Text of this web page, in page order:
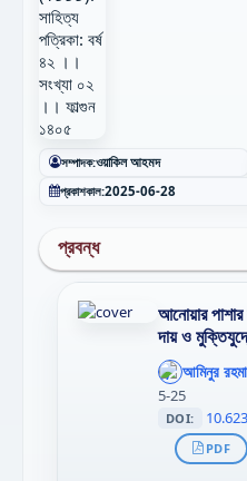
সম্পাদক:ওয়াকিল আহমদ
প্রকাশকাল:2025-06-28
প্রবন্ধ
আনোয়ার
দায় ও
';
};"
>
আমিনুর
5-25
DOI:
PDF